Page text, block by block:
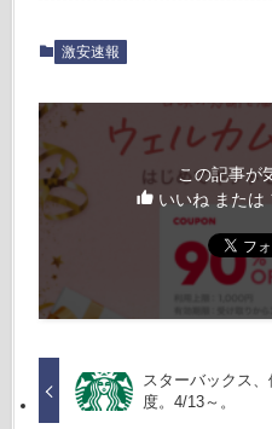
激安速報
この記事が
いいね または
スターバックス
度。4/13～。